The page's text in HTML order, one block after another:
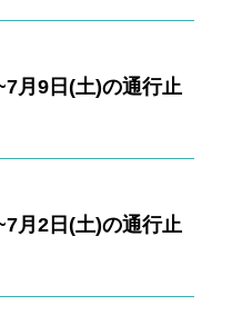
月9日(土)の通行止
月2日(土)の通行止